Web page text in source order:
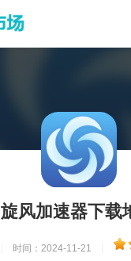
旋风加速器下载
时间：2024-11-21